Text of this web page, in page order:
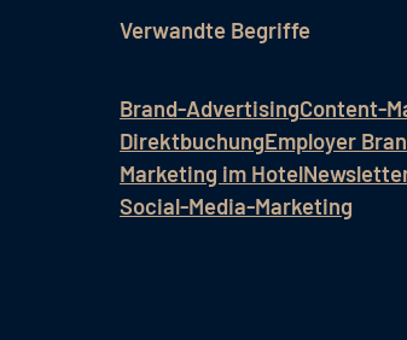
Verwandte Begriffe
Brand-AdvertisingContent-
DirektbuchungEmployer
Marketing im Hotel
Social-Media-Marketing